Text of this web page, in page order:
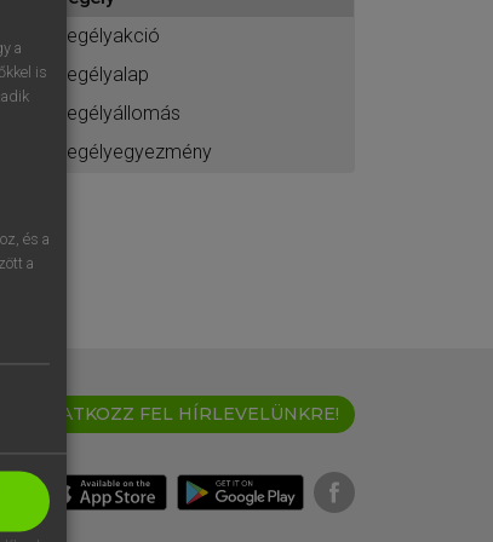
segélyakció
segélyalap
segélyállomás
segélyegyezmény
IRATKOZZ FEL HÍRLEVELÜNKRE!
a
is
és a
a